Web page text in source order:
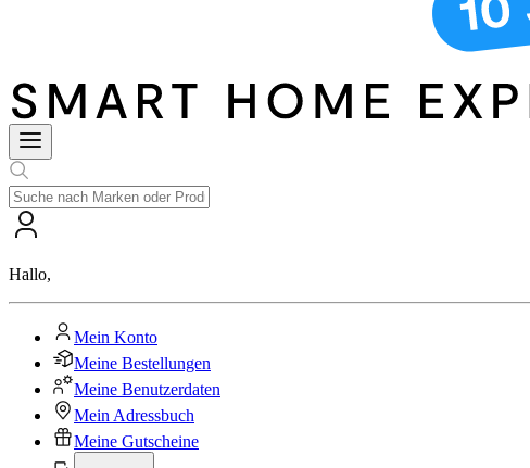
Hallo,
Mein Konto
Meine Bestellungen
Meine Benutzerdaten
Mein Adressbuch
Meine Gutscheine